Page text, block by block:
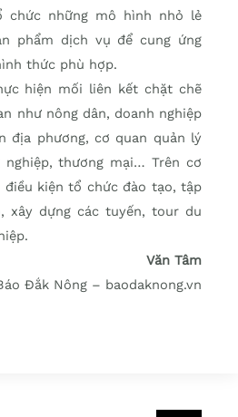
chức những mô hình nhỏ lẻ
phẩm dịch vụ để cung ứng
thức phù hợp.
hiện mối liên kết chặt chẽ
như nông dân, doanh nghiệp
địa phương, cơ quan quản lý
nghiệp, thương mại… Trên cơ
kiện tổ chức đào tạo, tập
xây dựng các tuyến, tour du
Văn Tâm
Đắk Nông – baodaknong.vn